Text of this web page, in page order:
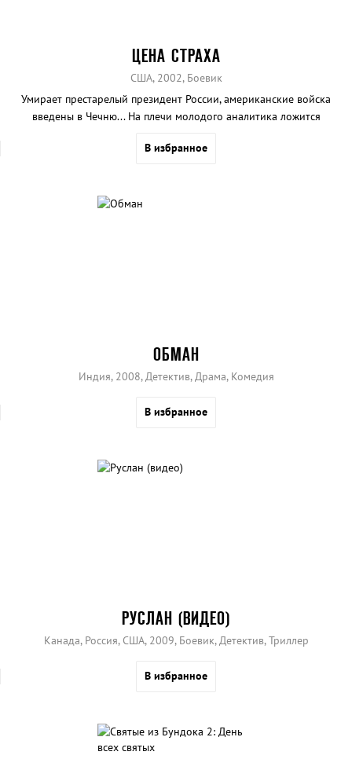
ЦЕНА СТРАХА
США, 2002, Боевик
Умирает престарелый президент России, американские войска
введены в Чечню... На плечи молодого аналитика ложится
В избранное
ОБМАН
Индия, 2008, Детектив, Драма, Комедия
В избранное
РУСЛАН (ВИДЕО)
Канада, Россия, США, 2009, Боевик, Детектив, Триллер
В избранное